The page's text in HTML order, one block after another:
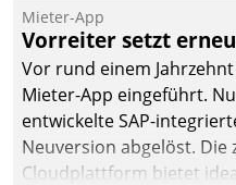
Mieter-App
Vorreiter setzt
Vor rund einem
Mieter-App eingeführt.
entwickelte SAP-
Neuversion abgelöst. Die
Cloudplattform bietet